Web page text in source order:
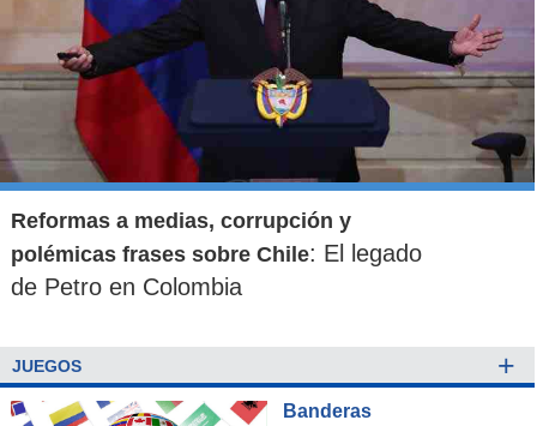
Reformas a medias, corrupción y
polémicas frases sobre Chile: El legado
de Petro en Colombia
JUEGOS +
Banderas